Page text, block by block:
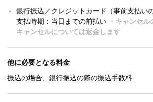
銀行振込／クレジットカード（事前支払い
支払時期：当日までの前払い ・キャンセ
キャンセルについては返金します
他に必要となる料金
振込の場合、銀行振込の際の振込手数料